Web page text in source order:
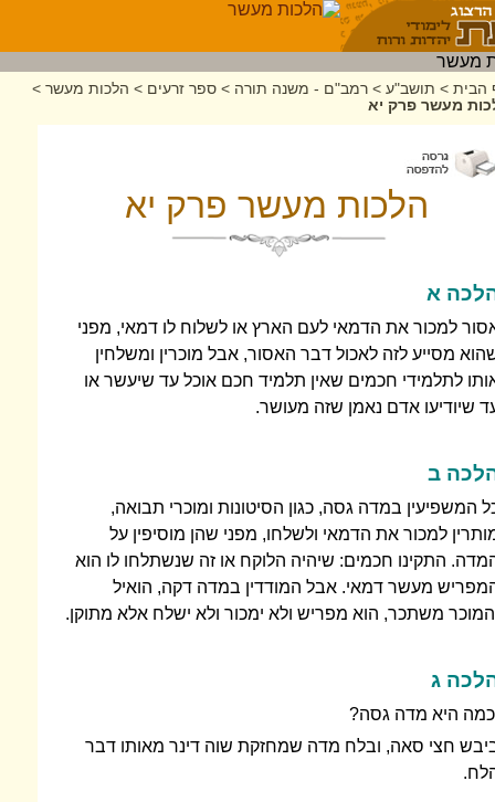
הבית > תושב"ע > רמב"ם - משנה תורה > ספר זרעים > הלכות מעשר >
מעשר פרק יא
הלכות מעשר פרק יא
א
למכור את הדמאי לעם הארץ או לשלוח לו דמאי, מפני
מסייע לזה לאכול דבר האסור, אבל מוכרין ומשלחין
לתלמידי חכמים שאין תלמיד חכם אוכל עד שיעשר או
שיודיעו אדם נאמן שזה מעושר.
ב
המשפיעין במדה גסה, כגון הסיטונות ומוכרי תבואה,
למכור את הדמאי ולשלחו, מפני שהן מוסיפין על
התקינו חכמים: שיהיה הלוקח או זה שנשתלחו לו הוא
מעשר דמאי. אבל המודדין במדה דקה, הואיל
משתכר, הוא מפריש ולא ימכור ולא ישלח אלא מתוקן.
ג
היא מדה גסה?
חצי סאה, ובלח מדה שמחזקת שוה דינר מאותו דבר